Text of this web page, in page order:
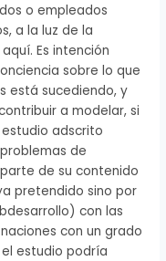
o empleados
a la luz de la
Es intención
sobre lo que
está sucediendo, y
a modelar, si
adscrito
de
de su contenido
pretendido sino por
con las
con un grado
estudio podría